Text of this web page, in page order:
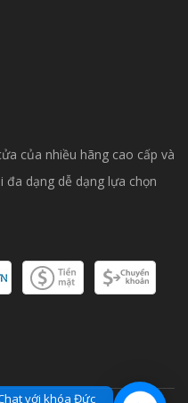
của nhiều hãng cao cấp và
dạng dễ dạng lựa chọn
với khóa Đức